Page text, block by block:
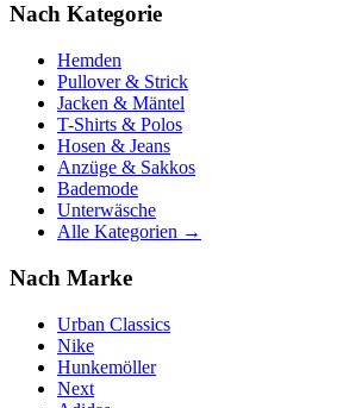
Nach Kategorie
Hemden
Pullover & Strick
Jacken & Mäntel
T-Shirts & Polos
Hosen & Jeans
Anzüge & Sakkos
Bademode
Unterwäsche
Alle Kategorien →
Nach Marke
Urban Classics
Nike
Hunkemöller
Next